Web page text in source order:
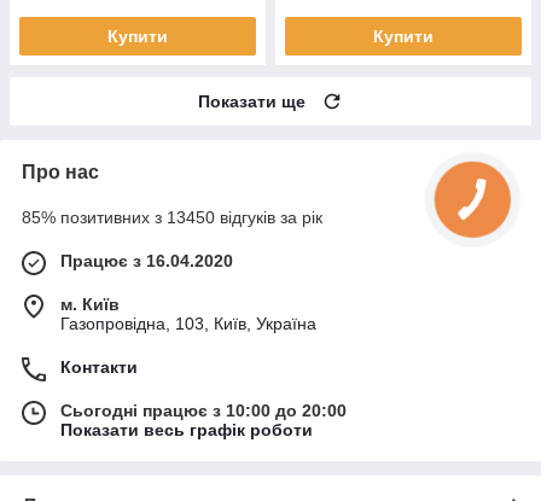
Купити Купити
Показати ще
Про нас
85% позитивних з 13450 відгуків за рік
Працює з 16.04.2020
м. Київ
Газопровідна, 103, Київ, Україна
Контакти
Сьогодні працює з 10:00 до 20:00
Показати весь графік роботи